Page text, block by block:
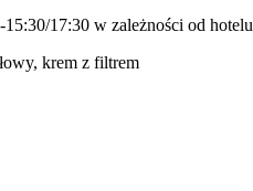
17:30 w zależności od hotelu
krem z filtrem